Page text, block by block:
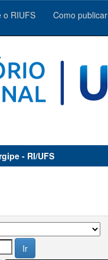
o RIUFS Como publicar
- RI/UFS